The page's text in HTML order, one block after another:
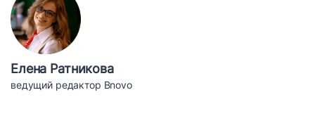
Елена Ратникова
ведущий редактор Bnovo